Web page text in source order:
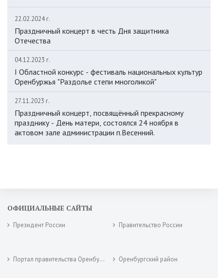
22.02.2024 г.
Праздничный концерт в честь Дня защитника
Отечества
04.12.2023 г.
I Областной конкурс - фестиваль национальных культур
Оренбуржья "Раздолье степи многоликой"
27.11.2023 г.
Праздничный концерт, посвящённый прекрасному
празднику - День матери, состоялся 24 ноября в
актовом зале администрации п.Весенний.
ОФИЦИАЛЬНЫЕ САЙТЫ
Президент России Правительство России
Портал правительства Оренбургской области Оренбургский район